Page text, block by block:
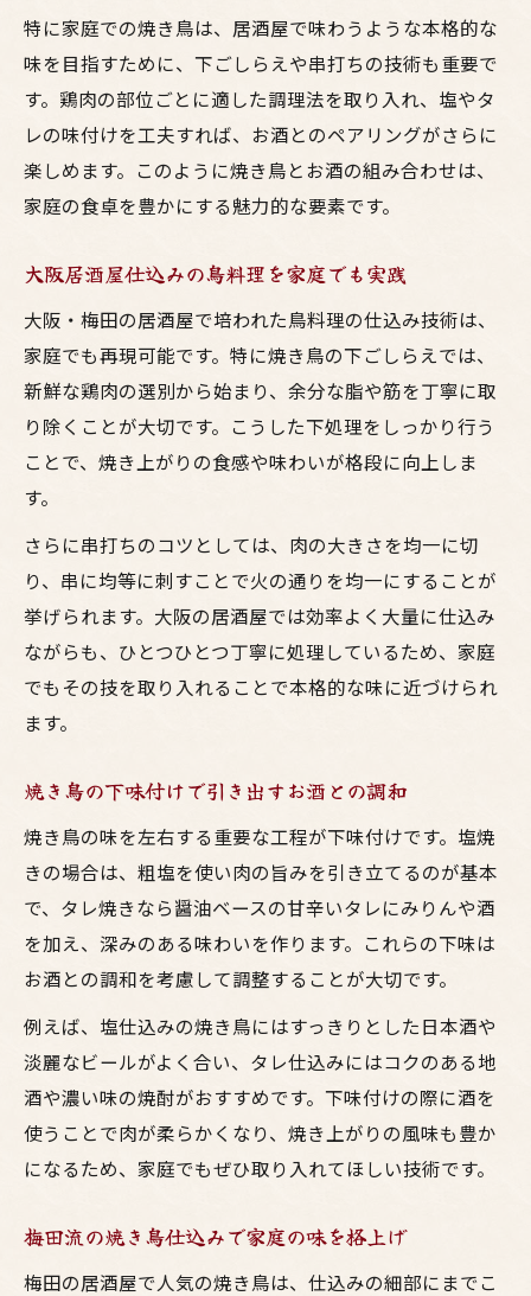
特に家庭での焼き鳥は、居酒屋で味わうような本格的な
味を目指すために、下ごしらえや串打ちの技術も重要で
す。鶏肉の部位ごとに適した調理法を取り入れ、塩やタ
レの味付けを工夫すれば、お酒とのペアリングがさらに
楽しめます。このように焼き鳥とお酒の組み合わせは、
家庭の食卓を豊かにする魅力的な要素です。
大阪居酒屋仕込みの鳥料理を家庭でも実践
大阪・梅田の居酒屋で培われた鳥料理の仕込み技術は、
家庭でも再現可能です。特に焼き鳥の下ごしらえでは、
新鮮な鶏肉の選別から始まり、余分な脂や筋を丁寧に取
り除くことが大切です。こうした下処理をしっかり行う
ことで、焼き上がりの食感や味わいが格段に向上しま
す。
さらに串打ちのコツとしては、肉の大きさを均一に切
り、串に均等に刺すことで火の通りを均一にすることが
挙げられます。大阪の居酒屋では効率よく大量に仕込み
ながらも、ひとつひとつ丁寧に処理しているため、家庭
でもその技を取り入れることで本格的な味に近づけられ
ます。
焼き鳥の下味付けで引き出すお酒との調和
焼き鳥の味を左右する重要な工程が下味付けです。塩焼
きの場合は、粗塩を使い肉の旨みを引き立てるのが基本
で、タレ焼きなら醤油ベースの甘辛いタレにみりんや酒
を加え、深みのある味わいを作ります。これらの下味は
お酒との調和を考慮して調整することが大切です。
例えば、塩仕込みの焼き鳥にはすっきりとした日本酒や
淡麗なビールがよく合い、タレ仕込みにはコクのある地
酒や濃い味の焼酎がおすすめです。下味付けの際に酒を
使うことで肉が柔らかくなり、焼き上がりの風味も豊か
になるため、家庭でもぜひ取り入れてほしい技術です。
梅田流の焼き鳥仕込みで家庭の味を格上げ
梅田の居酒屋で人気の焼き鳥は、仕込みの細部にまでこ